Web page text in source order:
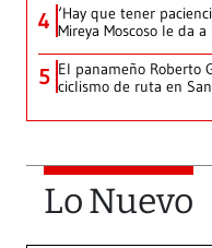
4 ‘Hay que tener
Mireya Moscoso le da
5 El panameño Roberto
ciclismo de ruta en
Lo Nuevo